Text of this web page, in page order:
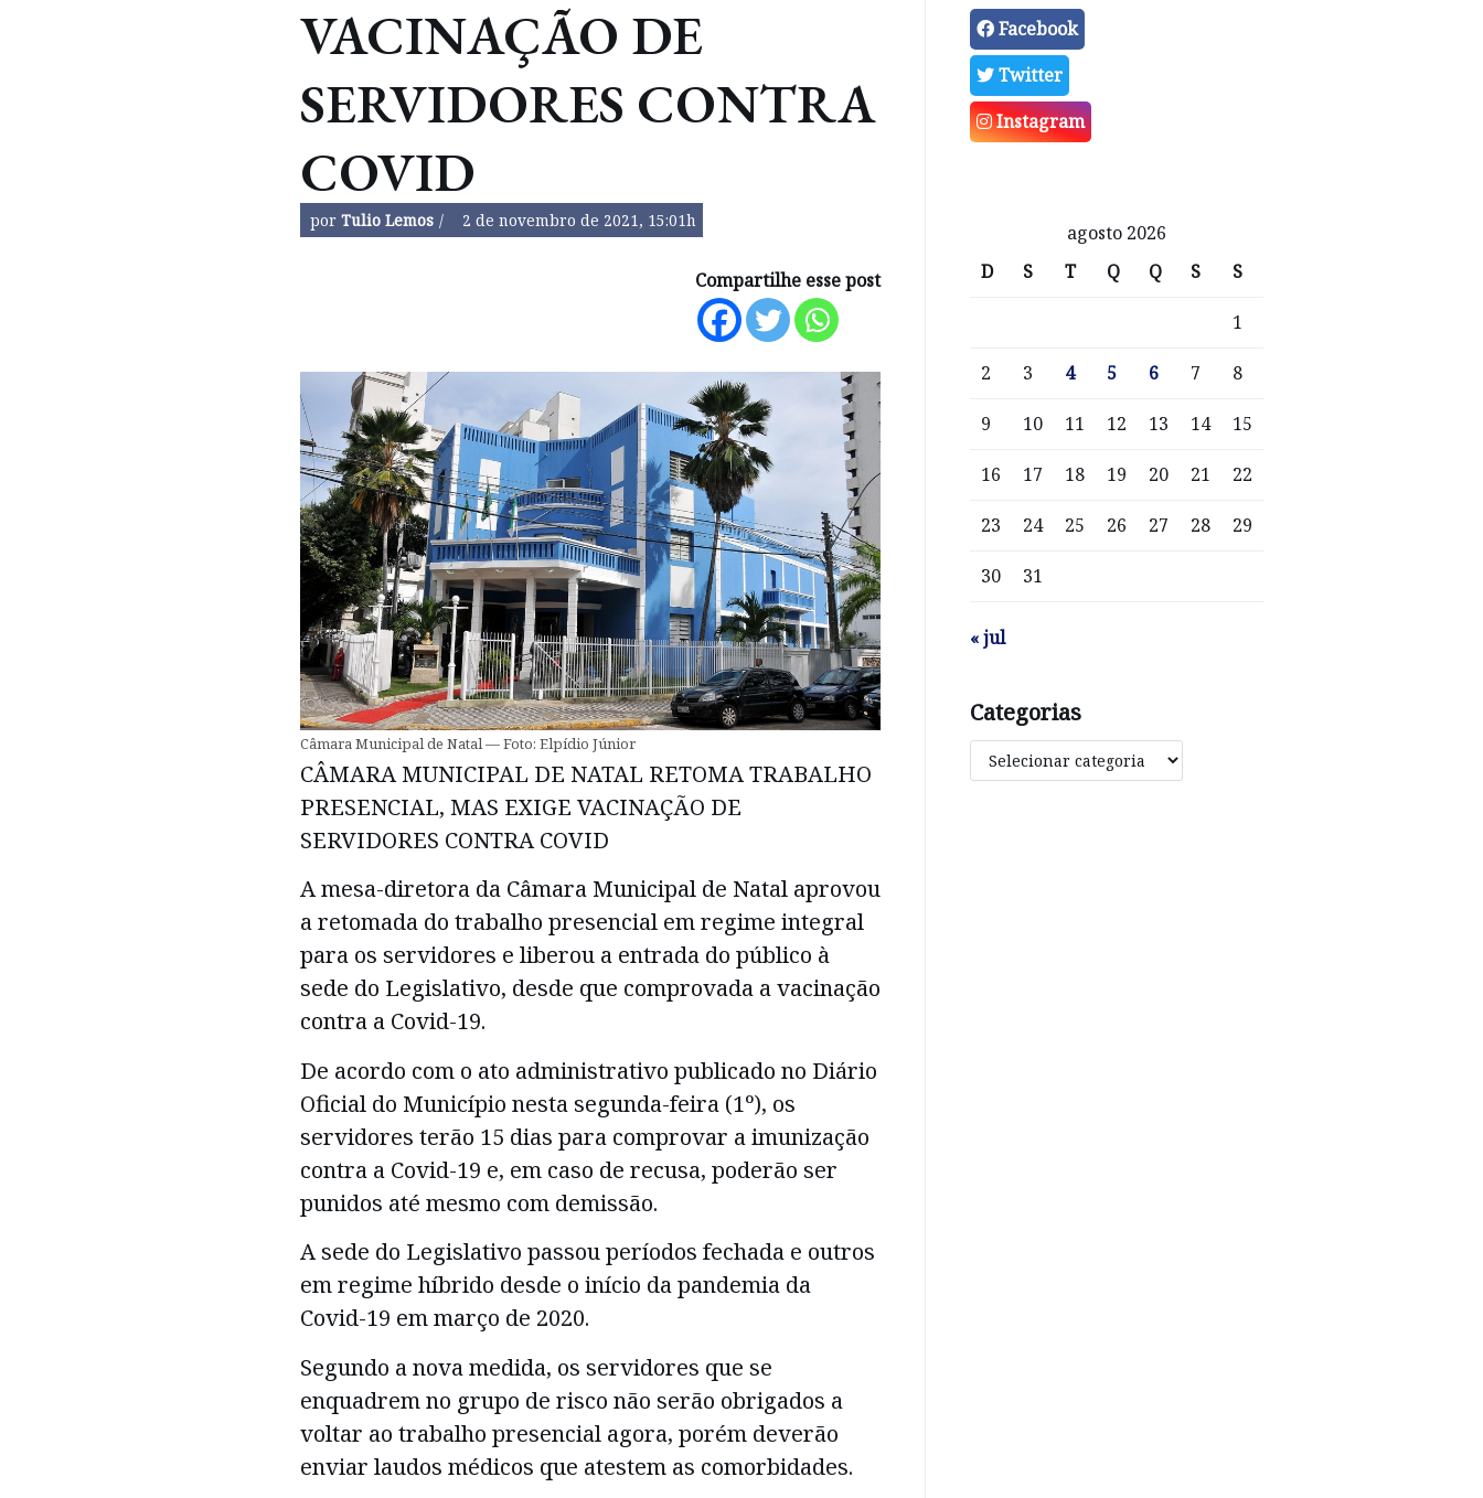
VACINAÇÃO DE
SERVIDORES CONTRA
COVID
por Tulio Lemos 2 de novembro de 2021, 15:01h
Compartilhe esse post
Câmara Municipal de Natal — Foto: Elpídio Júnior
CÂMARA MUNICIPAL DE NATAL RETOMA TRABALHO
PRESENCIAL, MAS EXIGE VACINAÇÃO DE
SERVIDORES CONTRA COVID
A mesa-diretora da Câmara Municipal de Natal aprovou
a retomada do trabalho presencial em regime integral
para os servidores e liberou a entrada do público à
sede do Legislativo, desde que comprovada a vacinação
contra a Covid-19.
De acordo com o ato administrativo publicado no Diário
Oficial do Município nesta segunda-feira (1º), os
servidores terão 15 dias para comprovar a imunização
contra a Covid-19 e, em caso de recusa, poderão ser
punidos até mesmo com demissão.
A sede do Legislativo passou períodos fechada e outros
em regime híbrido desde o início da pandemia da
Covid-19 em março de 2020.
Segundo a nova medida, os servidores que se
enquadrem no grupo de risco não serão obrigados a
voltar ao trabalho presencial agora, porém deverão
enviar laudos médicos que atestem as comorbidades.
Facebook
Twitter
Instagram
agosto 2026
D
S T Q Q S S
1
2 3 4 5 6 7 8
9 10 11 12 13 14 15
16 17 18 19 20 21 22
23 24 25 26 27 28 29
30 31
« jul
Categorias